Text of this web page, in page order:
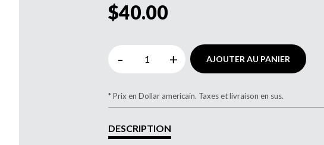
$40.00
- + AJOUTER AU PANIER
* Prix en Dollar americain. Taxes et livraison en sus.
DESCRIPTION